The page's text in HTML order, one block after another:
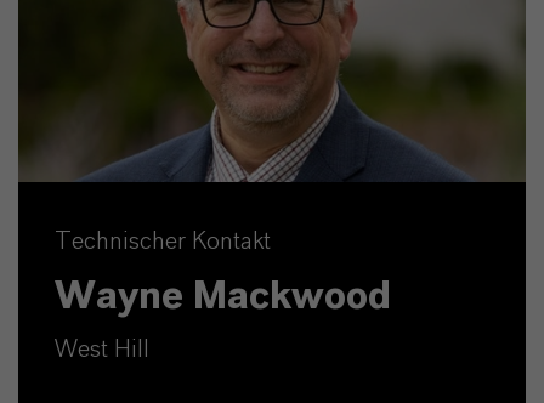
Technischer Kontakt
Wayne Mackwood
West Hill